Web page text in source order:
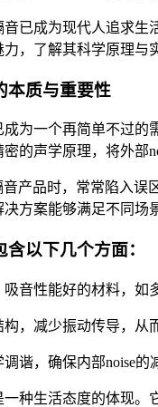
已成为现代人追求生
，了解其科学原理与
本质与重要性
为一个再简单不过
的声学原理，将外部
音产品时，常常陷入
方案能够满足不同场
以下几个方面：
音性能好的材料，如
，减少振动传导，从
谐，确保内部noise的
种生活态度的体现